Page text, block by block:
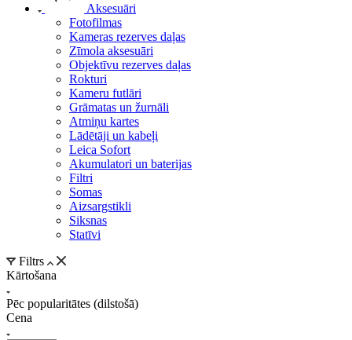
Aksesuāri
Fotofilmas
Kameras rezerves daļas
Zīmola aksesuāri
Objektīvu rezerves daļas
Rokturi
Kameru futlāri
Grāmatas un žurnāli
Atmiņu kartes
Lādētāji un kabeļi
Leica Sofort
Akumulatori un baterijas
Filtri
Somas
Aizsargstikli
Siksnas
Statīvi
Filtrs
Kārtošana
Pēc popularitātes (dilstošā)
Cena